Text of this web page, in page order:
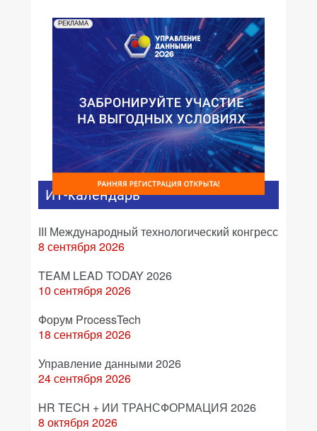
РЕКЛАМА
ИТ-календарь
III Международный технологический конгресс
8 сентября 2026
TEAM LEAD TODAY 2026
10 сентября 2026
Форум ProcessTech
18 сентября 2026
Управление данными 2026
24 сентября 2026
HR TECH + ИИ ТРАНСФОРМАЦИЯ 2026
8 октября 2026